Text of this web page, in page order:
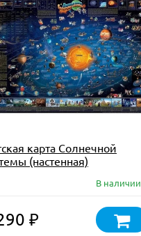
карта Солнечной
(настенная)
В наличии
₽